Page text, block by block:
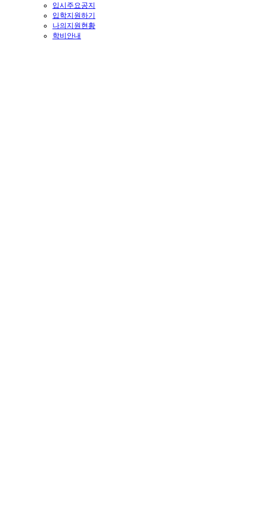
입시주요공지
입학지원하기
나의지원현황
학비안내